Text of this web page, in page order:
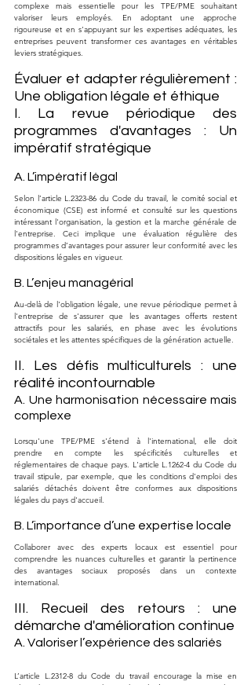
complexe mais essentielle pour les TPE/PME souhaitant
valoriser leurs employés. En adoptant une approche
rigoureuse et en s'appuyant sur les expertises adéquates, les
entreprises peuvent transformer ces avantages en véritables
leviers stratégiques.
Évaluer et adapter régulièrement :
Une obligation légale et éthique
I. La revue périodique des
programmes d'avantages : Un
impératif stratégique
A. L’impératif légal
Selon l’article L.2323-86 du Code du travail, le comité social et
économique (CSE) est informé et consulté sur les questions
intéressant l'organisation, la gestion et la marche générale de
l'entreprise. Ceci implique une évaluation régulière des
programmes d’avantages pour assurer leur conformité avec les
dispositions légales en vigueur.
B. L’enjeu managérial
Au-delà de l'obligation légale, une revue périodique permet à
l'entreprise de s'assurer que les avantages offerts restent
attractifs pour les salariés, en phase avec les évolutions
sociétales et les attentes spécifiques de la génération actuelle.
II. Les défis multiculturels : une
réalité incontournable
A. Une harmonisation nécessaire mais
complexe
Lorsqu'une TPE/PME s'étend à l'international, elle doit
prendre en compte les spécificités culturelles et
réglementaires de chaque pays. L'article L.1262-4 du Code du
travail stipule, par exemple, que les conditions d'emploi des
salariés détachés doivent être conformes aux dispositions
légales du pays d'accueil.
B. L’importance d’une expertise locale
Collaborer avec des experts locaux est essentiel pour
comprendre les nuances culturelles et garantir la pertinence
des avantages sociaux proposés dans un contexte
international.
III. Recueil des retours : une
démarche d'amélioration continue
A. Valoriser l’expérience des salariés
L’article L.2312-8 du Code du travail encourage la mise en